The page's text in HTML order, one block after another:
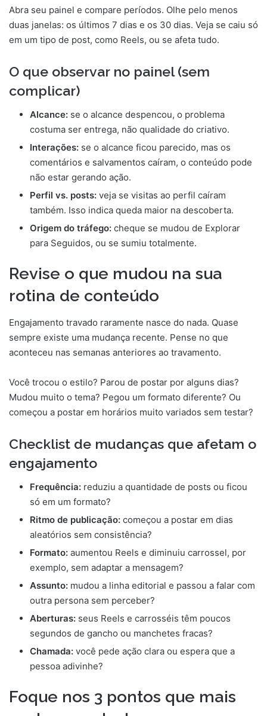
Abra seu painel e compare períodos. Olhe pelo menos
duas janelas: os últimos 7 dias e os 30 dias. Veja se caiu só
em um tipo de post, como Reels, ou se afeta tudo.
O que observar no painel (sem
complicar)
Alcance: se o alcance despencou, o problema
costuma ser entrega, não qualidade do criativo.
Interações: se o alcance ficou parecido, mas os
comentários e salvamentos caíram, o conteúdo pode
não estar gerando ação.
Perfil vs. posts: veja se visitas ao perfil caíram
também. Isso indica queda maior na descoberta.
Origem do tráfego: cheque se mudou de Explorar
para Seguidos, ou se sumiu totalmente.
Revise o que mudou na sua
rotina de conteúdo
Engajamento travado raramente nasce do nada. Quase
sempre existe uma mudança recente. Pense no que
aconteceu nas semanas anteriores ao travamento.
Você trocou o estilo? Parou de postar por alguns dias?
Mudou muito o tema? Pegou um formato diferente? Ou
começou a postar em horários muito variados sem testar?
Checklist de mudanças que afetam o
engajamento
Frequência: reduziu a quantidade de posts ou ficou
só em um formato?
Ritmo de publicação: começou a postar em dias
aleatórios sem consistência?
Formato: aumentou Reels e diminuiu carrossel, por
exemplo, sem adaptar a mensagem?
Assunto: mudou a linha editorial e passou a falar com
outra persona sem perceber?
Aberturas: seus Reels e carrosséis têm poucos
segundos de gancho ou manchetes fracas?
Chamada: você pede ação clara ou espera que a
pessoa adivinhe?
Foque nos 3 pontos que mais